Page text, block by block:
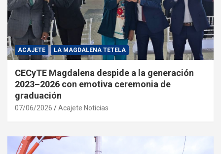
ACAJETE LA MAGDALENA TETELA
CECyTE Magdalena despide a la generación
2023–2026 con emotiva ceremonia de
graduación
07/06/2026 Acajete Noticias